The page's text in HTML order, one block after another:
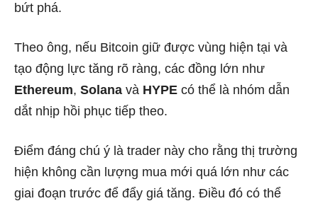
bứt phá.
Theo ông, nếu Bitcoin giữ được vùng hiện tại và
tạo động lực tăng rõ ràng, các đồng lớn như
Ethereum, Solana và HYPE có thể là nhóm dẫn
dắt nhịp hồi phục tiếp theo.
Điểm đáng chú ý là trader này cho rằng thị trường
hiện không cần lượng mua mới quá lớn như các
giai đoạn trước để đẩy giá tăng. Điều đó có thể